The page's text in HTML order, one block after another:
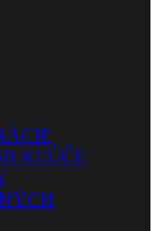
KĽÚČE